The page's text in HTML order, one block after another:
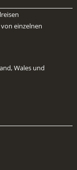
einzelnen
Wales und